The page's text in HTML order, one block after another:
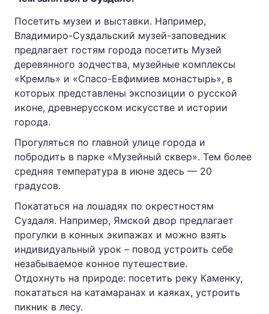
Посетить музеи и выставки. Например,
Владимиро-Суздальский музей-заповедник
предлагает гостям города посетить Музей
деревянного зодчества, музейные комплексы
«Кремль» и «Спасо-Евфимиев монастырь», в
которых представлены экспозиции о русской
иконе, древнерусском искусстве и истории
города.
Прогуляться по главной улице города и
побродить в парке «Музейный сквер». Тем более
средняя температура в июне здесь — 20
градусов.
Покататься на лошадях по окрестностям
Суздаля. Например, Ямской двор предлагает
прогулки в конных экипажах и можно взять
индивидуальный урок – повод устроить себе
незабываемое конное путешествие.
Отдохнуть на природе: посетить реку Каменку,
покататься на катамаранах и каяках, устроить
пикник в лесу.